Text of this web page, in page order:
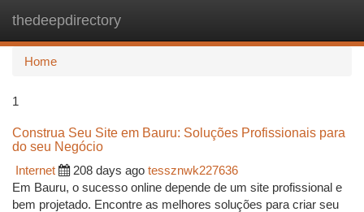
thedeepdirectory
Home
1
Construa Seu Site em Bauru: Soluções Profissionais para
do seu Negócio
Internet
208 days ago tessznwk227636
Em Bauru, o sucesso online depende de um site profissional e
bem projetado. Encontre as melhores soluções para criar seu